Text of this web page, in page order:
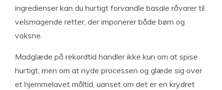
ingredienser kan du hurtigt forvandle basale råvarer til
velsmagende retter, der imponerer både børn og
voksne.
Madglæde på rekordtid handler ikke kun om at spise
hurtigt, men om at nyde processen og glæde sig over
et hjemmelavet måltid, uanset om det er en krydret